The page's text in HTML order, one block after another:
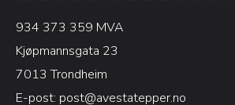
934 373 359 MVA
Kjøpmannsgata 23
7013 Trondheim
E-post: post@avestatepper.no